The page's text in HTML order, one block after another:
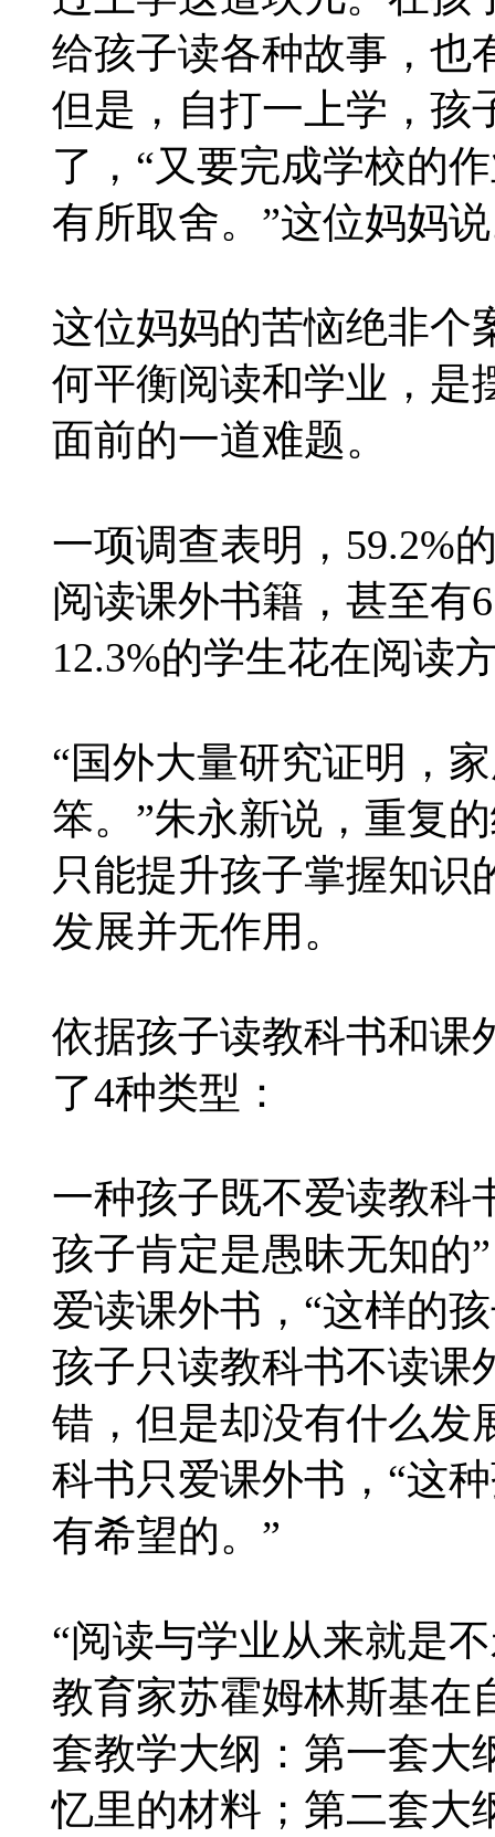
给孩子读各种故事，也
但是，自打一上学，孩
了，“又要完成学校的
有所取舍。”这位妈妈
这位妈妈的苦恼绝非个
何平衡阅读和学业，是
面前的一道难题。
一项调查表明，59.2%
阅读课外书籍，甚至有
12.3%的学生花在阅读
“国外大量研究证明，
笨。”朱永新说，重复
只能提升孩子掌握知识
发展并无作用。
依据孩子读教科书和课
了4种类型：
一种孩子既不爱读教科
孩子肯定是愚昧无知的
爱读课外书，“这样的
孩子只读教科书不读课
错，但是却没有什么发
科书只爱课外书，“这
有希望的。”
“阅读与学业从来就是
教育家苏霍姆林斯基在
套教学大纲：第一套大
忆里的材料；第二套大